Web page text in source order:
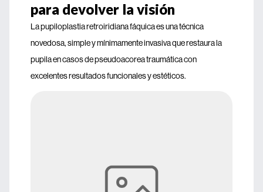
para devolver la visión
La pupiloplastia retroiridiana fáquica es una técnica
novedosa, simple y mínimamente invasiva que restaura la
pupila en casos de pseudoacorea traumática con
excelentes resultados funcionales y estéticos.